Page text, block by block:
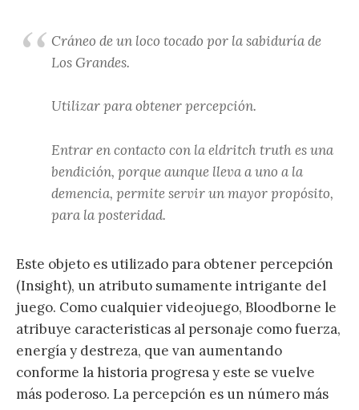
Cráneo de un loco tocado por la sabiduría de
Los Grandes.
Utilizar para obtener percepción.
Entrar en contacto con la eldritch truth es una
bendición, porque aunque lleva a uno a la
demencia, permite servir un mayor propósito,
para la posteridad.
Este objeto es utilizado para obtener percepción
(Insight), un atributo sumamente intrigante del
juego. Como cualquier videojuego, Bloodborne le
atribuye caracteristicas al personaje como fuerza,
energía y destreza, que van aumentando
conforme la historia progresa y este se vuelve
más poderoso. La percepción es un número más